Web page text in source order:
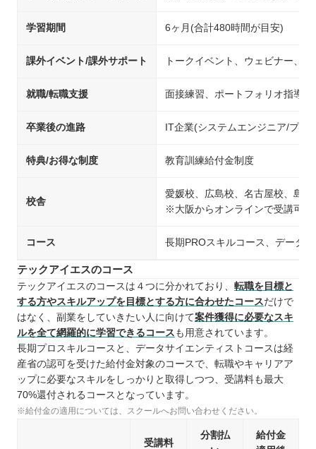
学習期間 6ヶ月(合計480時間が目安)
課外イベント/課外サポート トークイベント、ウェビナー、
就職/転職支援 面接練習、ポートフォリオ指導
卒業後の進路 IT企業(システムエンジニア/プロ
特典/お得な制度 教育訓練給付金制度
校舎
愛媛校、広島校、名古屋校、島根
※大阪からオンラインで受講可能
コース 長期PROスキルコース、データ
テックアイエスのコース
テックアイエスのコースは４つに分かれており、 転職を目標と
する方やスキルアップを目標とする方に合わせたコースだけで
はなく、副業をしていきたい人に向けて案件獲得に必要なスキ
ルを全て網羅的に学習できるコース も用意されています。
長期プロスキルコースと、データサイエンティストコースは経
産省の認可を受けた給付金対象のコースで、転職やキャリアア
ップに必要なスキルをしっかりと取得しつつ、受講料も最大
70%還付されるコースとなっています。
※給付金の適用については、スクールへお問い合わせください。
受講料
分割払
給付金